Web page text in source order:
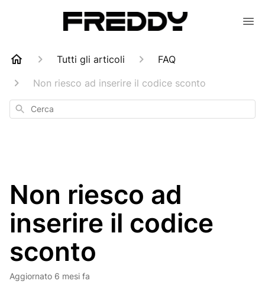
Tutti gli articoli
FAQ
Non riesco ad inserire il codice sconto
Cerca
Non riesco ad
inserire il codice
sconto
Aggiornato 6 mesi fa